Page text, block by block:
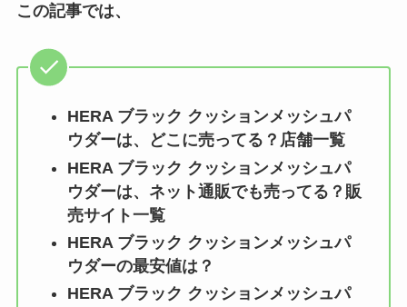
この記事では、
HERA ブラック クッションメッシュパ
ウダーは、どこに売ってる？店舗一覧
HERA ブラック クッションメッシュパ
ウダーは、ネット通販でも売ってる？販
売サイト一覧
HERA ブラック クッションメッシュパ
ウダーの最安値は？
HERA ブラック クッションメッシュパ